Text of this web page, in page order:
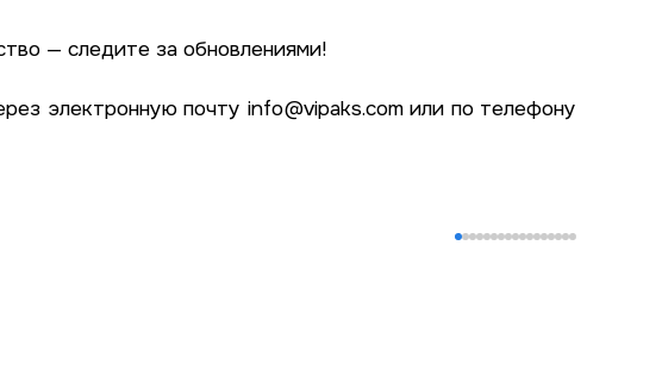
— следите за обновлениями!
электронную почту info@vipaks.comили по телефону